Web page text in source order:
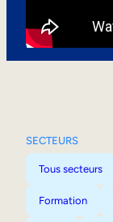
SECTEURS
Tous secteurs
Formation